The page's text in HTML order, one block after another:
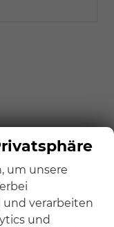
um unsere
und verarbeiten
und